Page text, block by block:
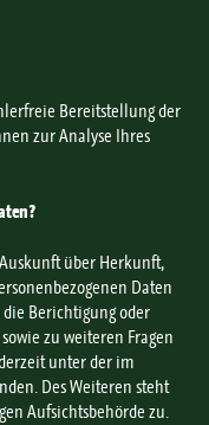
Bereitstellung der
zur Analyse Ihres
über Herkunft,
Daten
Berichtigung oder
zu weiteren Fragen
unter der im
Des Weiteren steht
Aufsichtsbehörde zu.